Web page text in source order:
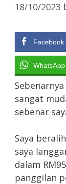
18/10/2023
Facebook
WhatsApp
sangat
sebenar
Saya
saya
dalam
panggilan